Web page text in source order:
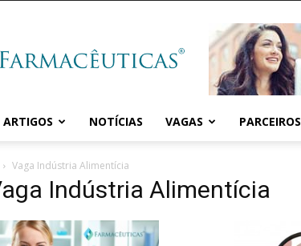
ARTIGOS NOTÍCIAS VAGAS PARCEIROS
Vaga Indústria Alimentícia
Indústria Alimentícia